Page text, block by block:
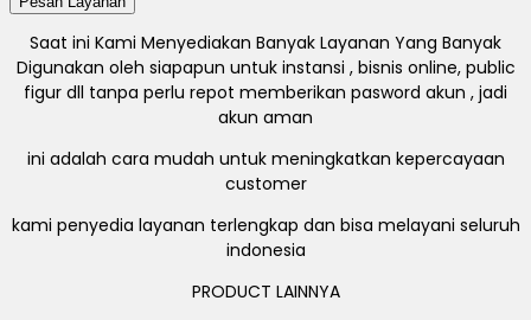
Saat ini Kami Menyediakan Banyak Layanan Yang Banyak
Digunakan oleh siapapun untuk instansi , bisnis online, public
figur dll tanpa perlu repot memberikan pasword akun , jadi
akun aman
ini adalah cara mudah untuk meningkatkan kepercayaan
customer
kami penyedia layanan terlengkap dan bisa melayani seluruh
indonesia
PRODUCT LAINNYA